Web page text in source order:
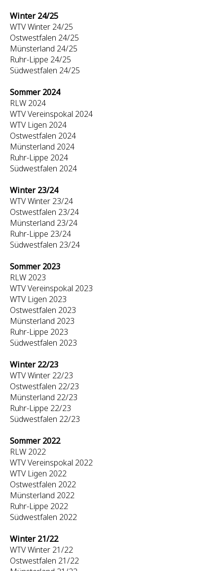
Winter 24/25
WTV Winter 24/25
Ostwestfalen 24/25
Münsterland 24/25
Ruhr-Lippe 24/25
Südwestfalen 24/25
Sommer 2024
RLW 2024
WTV Vereinspokal 2024
WTV Ligen 2024
Ostwestfalen 2024
Münsterland 2024
Ruhr-Lippe 2024
Südwestfalen 2024
Winter 23/24
WTV Winter 23/24
Ostwestfalen 23/24
Münsterland 23/24
Ruhr-Lippe 23/24
Südwestfalen 23/24
Sommer 2023
RLW 2023
WTV Vereinspokal 2023
WTV Ligen 2023
Ostwestfalen 2023
Münsterland 2023
Ruhr-Lippe 2023
Südwestfalen 2023
Winter 22/23
WTV Winter 22/23
Ostwestfalen 22/23
Münsterland 22/23
Ruhr-Lippe 22/23
Südwestfalen 22/23
Sommer 2022
RLW 2022
WTV Vereinspokal 2022
WTV Ligen 2022
Ostwestfalen 2022
Münsterland 2022
Ruhr-Lippe 2022
Südwestfalen 2022
Winter 21/22
WTV Winter 21/22
Ostwestfalen 21/22